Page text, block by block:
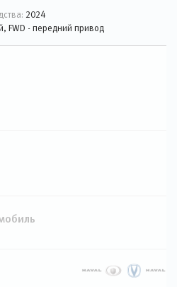
2024
FWD - передний привод